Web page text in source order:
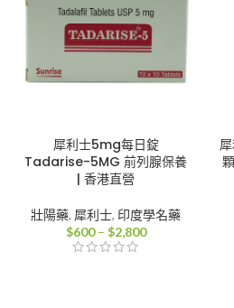
犀利士5mg每日錠
Tadarise-5MG 前列腺保養
| 香港直營
壯陽藥, 犀利士, 印度學名藥
$600 – $2,800價